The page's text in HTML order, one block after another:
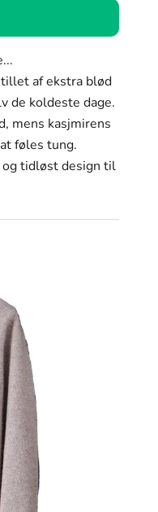
af ekstra blød
de koldeste dage.
mens kasjmirens
føles tung.
tidløst design til